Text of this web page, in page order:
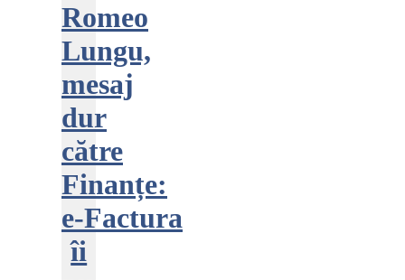
Romeo
Lungu,
mesaj
dur
către
Finanțe:
e‑Factura
îi